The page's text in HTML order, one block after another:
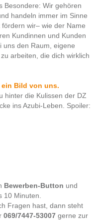
Besondere: Wir gehören
handeln immer im Sinne
wir– wie der Name
Kundinnen und Kunden
uns den Raum, eigene
arbeiten, die dich wirklich
Bild von uns.
hinter die Kulissen der DZ
ins Azubi-Leben. Spoiler:
Bewerben-Button und
10 Minuten.
Fragen hast, dann steht
069/7447-53007 gerne zur